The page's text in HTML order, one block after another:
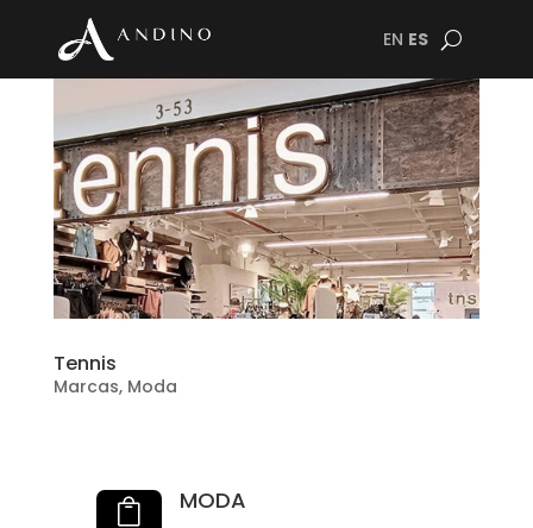
EN ES
Tennis
Marcas, Moda
 MODA